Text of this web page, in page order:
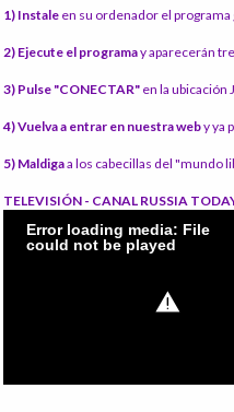
1) Instale en su ordenador el
2) Ejecute el programay aparecerán
3) Pulse "CONECTAR" en la ubicación
4) Vuelva a entrar en nuestra weby ya
5) Maldigaa los cabecillas del "mundo
TELEVISIÓN - CANAL RUSSIA